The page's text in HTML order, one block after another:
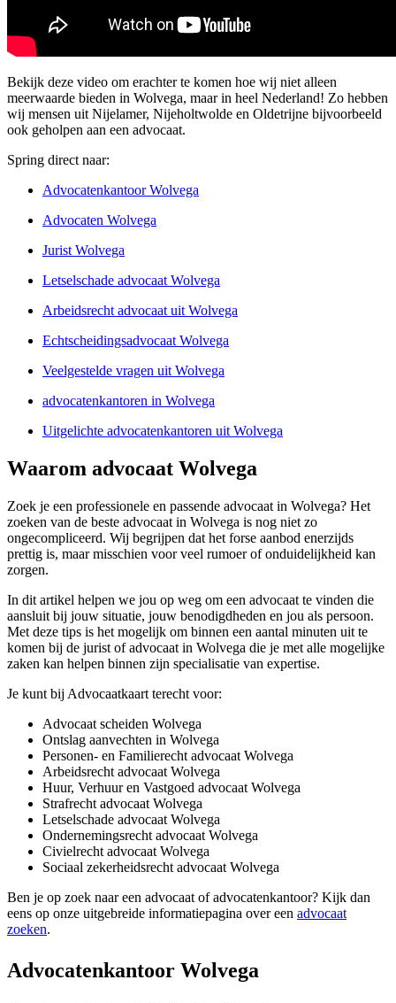
Bekijk deze video om erachter te komen hoe wij niet alleen
meerwaarde bieden in Wolvega, maar in heel Nederland! Zo hebben
wij mensen uit Nijelamer, Nijeholtwolde en Oldetrijne bijvoorbeeld
ook geholpen aan een advocaat.
Spring direct naar:
Advocatenkantoor Wolvega
Advocaten Wolvega
Jurist Wolvega
Letselschade advocaat Wolvega
Arbeidsrecht advocaat uit Wolvega
Echtscheidingsadvocaat Wolvega
Veelgestelde vragen uit Wolvega
advocatenkantoren in Wolvega
Uitgelichte advocatenkantoren uit Wolvega
Waarom advocaat Wolvega
Zoek je een professionele en passende advocaat in Wolvega? Het
zoeken van de beste advocaat in Wolvega is nog niet zo
ongecompliceerd. Wij begrijpen dat het forse aanbod enerzijds
prettig is, maar misschien voor veel rumoer of onduidelijkheid kan
zorgen.
In dit artikel helpen we jou op weg om een advocaat te vinden die
aansluit bij jouw situatie, jouw benodigdheden en jou als persoon.
Met deze tips is het mogelijk om binnen een aantal minuten uit te
komen bij de jurist of advocaat in Wolvega die je met alle mogelijke
zaken kan helpen binnen zijn specialisatie van expertise.
Je kunt bij Advocaatkaart terecht voor:
Advocaat scheiden Wolvega
Ontslag aanvechten in Wolvega
Personen- en Familierecht advocaat Wolvega
Arbeidsrecht advocaat Wolvega
Huur, Verhuur en Vastgoed advocaat Wolvega
Strafrecht advocaat Wolvega
Letselschade advocaat Wolvega
Ondernemingsrecht advocaat Wolvega
Civielrecht advocaat Wolvega
Sociaal zekerheidsrecht advocaat Wolvega
Ben je op zoek naar een advocaat of advocatenkantoor? Kijk dan
eens op onze uitgebreide informatiepagina over een advocaat
zoeken.
Advocatenkantoor Wolvega